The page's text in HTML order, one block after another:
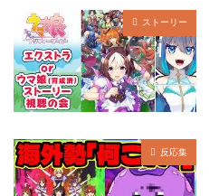
ストーリー
反応集